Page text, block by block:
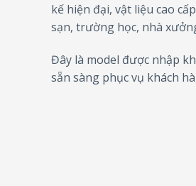
kế hiện đại, vật liệu cao
sạn, trường học, nhà
Đây là model được nhập
sẵn sàng phục vụ khách